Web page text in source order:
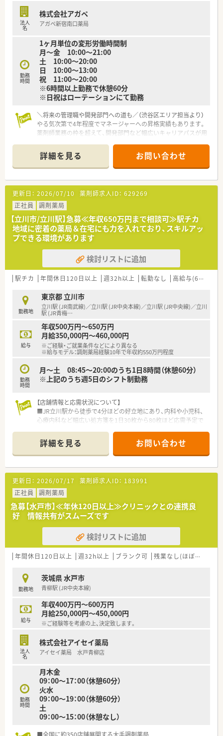
法人
名
株式会社アガペ
アガペ新宿南口薬局
勤務
時間
1ヶ月単位の変形労働時間制
月～金 10:00～21:00
土 10:00～20:00
日 10:00～13:00
祝 11:00～20:00
※6時間以上勤務で休憩60分
※日祝はローテーションにて勤務
＼将来の管理職や開発部門への道も／（渋谷区エリア担当より）
やる気次第で4年程度でマネージャーへの昇格実績もあります。
薬剤師業務の枠を超えて、開発部門など幅広いキャリアパスが用
【店舗情報と応需状況について】
■新宿駅や代々木駅から徒歩5分圏内という抜群の立地にあり、
近隣のクリニックから多岐にわたる科目を応需している店舗で
す。
■心療内科や形成外科、皮膚科などの処方箋をメインに1日約50
枚ほど受け付けており、2020年に開局したばかりの綺麗な職場
です。
■薬剤師は常時3名体制を維持しており、忙しい時間帯でもスタ
ッフ間で協力し合いながらゆとりを持って調剤業務に取り組め
ます。
【募集背景と求める人物像について】
■今後のサービス向上と体制強化を見据えた増員募集であり、主
体性を持って新しいアイデアを提案できる方を歓迎しておりま
■患者様との信頼関係を大切にできるコミュニケーション能力
の高い方や、薬剤師として明確な成長目標をお持ちの方を募集し
ます。
■30代から40代を中心に幅広い層が活躍しており、周囲と円滑
な連携を取りながら前向きに業務に励める方を求めています。
【法人特徴について】
■福岡県を拠点に全国約80店舗を展開する安定企業であり、創
業以来26年連続で昇給を実施している盤石な経営基盤が魅力で
す。
■医療モール型の出店に強みを持ち、地域の医院を結ぶハブのよ
す。
■薬局事業のほかに介護事業や農業も手掛けており、自社農園で
採れた作物を用いたOTC販売など、多角的な事業展開が特徴で
す。
【想定される業務内容】
■主に心療内科や内科、美容皮膚科などの処方箋に対する調剤、
監査、服薬指導を通じて患者様の健康維持に貢献いただきます。
■薬歴管理には「ラクレキ」を全店で統一して導入しているた
め、操作に慣れれば効率的に業務を進めることが可能となってい
ます。
■まずは外来調剤のスキルを磨き、正確で迅速な対応を身につけ
ていただいたのちに、在宅業務などにも携わっていただきます。
詳細を見る お問い合わせ
更新日： 2026/07/10 薬剤師求人ID： 629269
正社員
調剤薬局
【立川市/立川駅】急募≪年収650万円まで相談可≫駅チカ
地域に密着の薬局＆在宅にも力を入れており、スキルアッ
プできる環境があります
検討リストに追加
駅チカ 年間休日120日以上 週32h以上 転勤なし 高給与(600万円以上)
勤務地
東京都 立川市
立川駅 (JR南武線)／立川駅 (JR中央本線)／立川駅 (JR中央線)／立川
駅 (JR青梅…
給与
年収500万円～650万円
月給350,000円～460,000円
※ご経験・ご就業条件などにより異なる
※給与モデル：調剤薬局経験10年で年収約550万円程度
勤務
時間
月～土 08:45～20:00のうち1日8時間（休憩60分）
※上記のうち週5日のシフト制勤務
【店舗情報と応需状況について】
■JR立川駅から徒歩で4分ほどの好立地にあり、内科や小児科、
心療内科など幅広い処方箋を1日30枚から80枚ほど応需予定で
■薬剤師は常時2名体制、事務スタッフは1名体制を予定してお
り、近隣店舗からのヘルプ体制も整っているため安心して勤務で
きます。
■約1,200品目の医薬品を取り扱い、最新の監査システムや全自
動分包機を完備することで、安全かつ迅速な調剤業務を実現して
います。
【法人特徴について】
■立川市内に4店舗を展開し、地域シェア約50%を誇る在宅医療
のパイオニアとして、居宅と施設を合わせ月400件以上の実績が
あります。
■全店舗でシステムを統一化しており、従業員がどの店舗でもス
ムーズに、かつ効率的に働きやすい環境整備を積極的に行ってい
ます。
続けているため、腰を据えて地域の患者様を支え続けることが可
能です。
【勤務実態について】
■開局時間は平日の19時30分までですが、スタッフの人数が十
分に確保されているため、急な休みにも柔軟に対応できる体制が
あります。
う文化が根付いているため、残業時間を抑えながら効率よく働け
ます。
高く、長期的に安定して就業を継続できる仕組みが構築されてい
ます。
詳細を見る お問い合わせ
更新日： 2026/07/17 薬剤師求人ID： 183991
正社員
調剤薬局
急募【水戸市】≪年休120日以上≫クリニックとの連携良
好 情報共有がスムーズです
検討リストに追加
年間休日120日以上 週32h以上 ブランク可 残業なし(ほぼなし含む)
勤務地
茨城県 水戸市
青柳駅 (JR中央本線)
給与
年収400万円～600万円
月給250,000円～450,000円
※ご経験等を考慮の上、決定致します。
法人
名
株式会社アイセイ薬局
アイセイ薬局 水戸青柳店
勤務
時間
月木金
09：00～17：00（休憩60分）
火水
09：00～19：00（休憩60分）
土
09：00～15：00（休憩なし）